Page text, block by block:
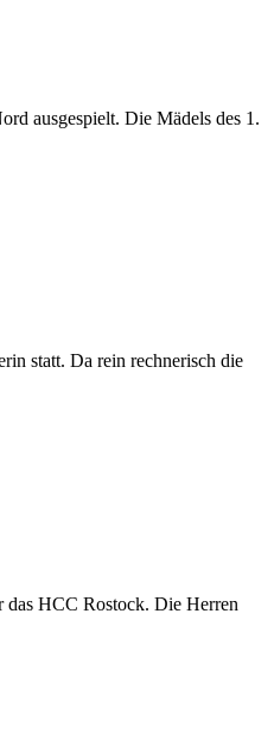
ausgespielt. Die Mädels des 1.
statt. Da rein rechnerisch die
das HCC Rostock. Die Herren